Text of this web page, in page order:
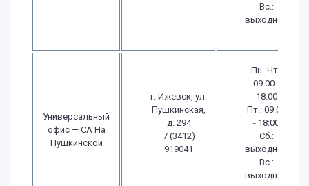
Вс.:
выходной
Универсальный
офис — СА На
Пушкинской
г. Ижевск, ул.
Пушкинская,
д. 294
7 (3412)
919041
Пн.-Чт.:
09:00 -
18:00
Пт.: 09:00
- 18:00
Сб.:
выходной
Вс.:
выходной